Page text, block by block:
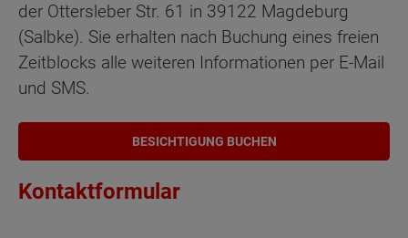
der Ottersleber Str. 61 in 39122 Magdeburg
(Salbke). Sie erhalten nach Buchung eines freien
Zeitblocks alle weiteren Informationen per E-Mail
und SMS.
BESICHTIGUNG BUCHEN
Kontaktformular